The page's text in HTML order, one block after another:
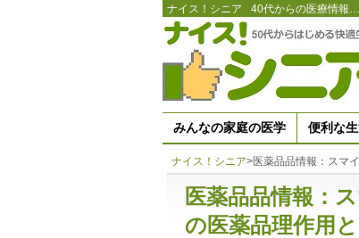
ナイス！シニア 40代からの医療情報
みんなの家庭の医学 便利な
ナイス！シニア>医薬品品情報：スマ
医薬品品情報：
の医薬品理作用